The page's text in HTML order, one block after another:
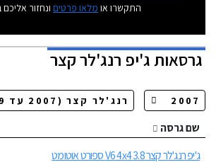
התקשרו או מלאו פרטים ונחזור
גרסאותג'יפ רנג'לר קצר
שם גרסה
ג'יפ רנג'לר קצר 3.8 V6 4x4 ספורט אוטומט